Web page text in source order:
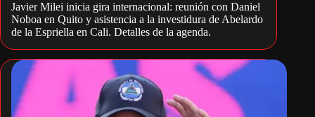
Javier Milei inicia gira internacional: reunión con Daniel
Noboa en Quito y asistencia a la investidura de Abelardo
de la Espriella en Cali. Detalles de la agenda.